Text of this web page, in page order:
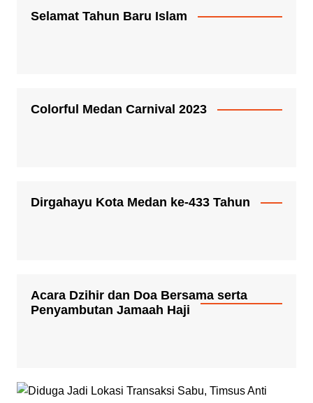
Selamat Tahun Baru Islam
Colorful Medan Carnival 2023
Dirgahayu Kota Medan ke-433 Tahun
Acara Dzihir dan Doa Bersama serta
Penyambutan Jamaah Haji